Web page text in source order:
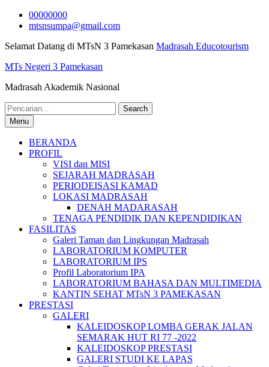
Skip
00000000
mtsnsumpa@gmail.com
Selamat Datang di MTsN 3 Pamekasan Madrasah Educotourism
MTs Negeri 3 Pamekasan
Madrasah Akademik Nasional
Search
for:Menu
BERANDA
PROFIL
VISI dan MISI
SEJARAH MADRASAH
PERIODEISASI KAMAD
LOKASI MADRASAH
DENAH MADARASAH
TENAGA PENDIDIK DAN KEPENDIDIKAN
FASILITAS
Galeri Taman dan Lingkungan Madrasah
LABORATORIUM KOMPUTER
LABORATORIUM IPS
Profil Laboratorium IPA
LABORATORIUM BAHASA DAN MULTIMEDIA
KANTIN SEHAT MTsN 3 PAMEKASAN
PRESTASI
GALERI
KALEIDOSKOP LOMBA GERAK JALAN
SEMARAK HUT RI 77 -2022
KALEIDOSKOP PRESTASI
GALERI STUDI KE LAPAS